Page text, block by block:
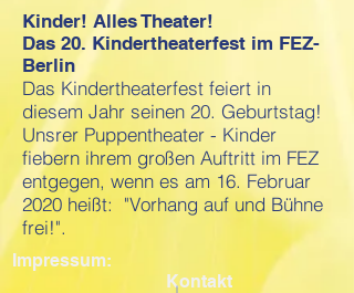
Kinder! Alles Theater!
Das 20. Kindertheaterfest im FEZ-
Berlin
Das Kindertheaterfest feiert in
diesem Jahr seinen 20. Geburtstag!
Unsrer Puppentheater - Kinder
fiebern ihrem großen Auftritt im FEZ
entgegen, wenn es am 16. Februar
2020 heißt: "Vorhang auf und Bühne
frei!".
Impressum:
Kontakt